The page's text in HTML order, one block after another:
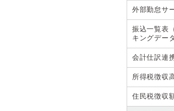
外部勤怠サ
振込一覧表
キングデー
会計仕訳連
所得税徴収
住民税徴収